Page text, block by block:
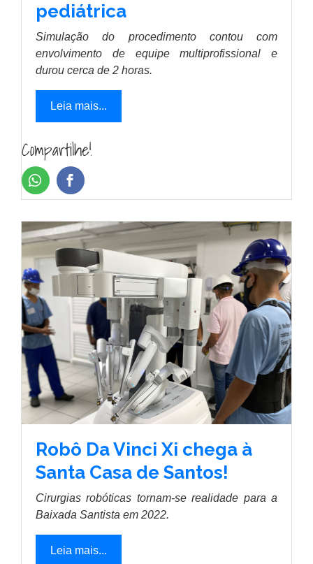
pediátrica
Simulação do procedimento contou com
envolvimento de equipe multiprofissional e
durou cerca de 2 horas.
Leia mais...
Compartilhe!
Robô Da Vinci Xi chega à
Santa Casa de Santos!
Cirurgias robóticas tornam-se realidade para a
Baixada Santista em 2022.
Leia mais...